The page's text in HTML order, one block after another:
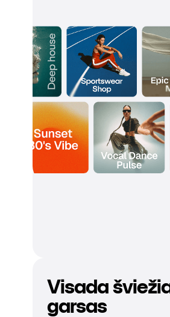
Visada
garsas